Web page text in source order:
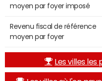
moyen par foyer imposé
Revenu fiscal de référence
moyen par foyer
Les villes les